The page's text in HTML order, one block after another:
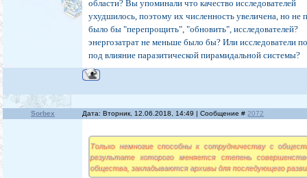
области? Вы упоминали что качество исследователей
ухудшилось, поэтому их численность увеличена, но не
было бы "перепрощить", "обновить", исследователей?
энергозатрат не меньше было бы? Или исследователи
под влияние паразитической пирамидальной системы?
Sorbex Дата: Вторник, 12.06.2018, 14:49 | Сообщение #2072
Только немногие способны к сотрудничеству с
результате которого меняется степень
общества, закладываются архивы для последующего